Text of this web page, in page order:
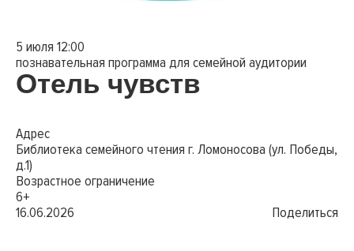
5 июля 12:00
познавательная программа для семейной аудитории
Отель чувств
Адрес
Библиотека семейного чтения г. Ломоносова (ул. Победы,
д.1)
Возрастное ограничение
6+
16.06.2026
Поделиться